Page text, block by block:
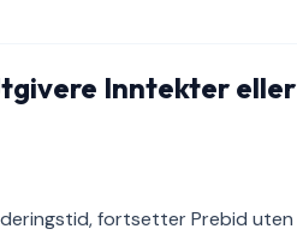
Inntekter
fortsetter Prebid